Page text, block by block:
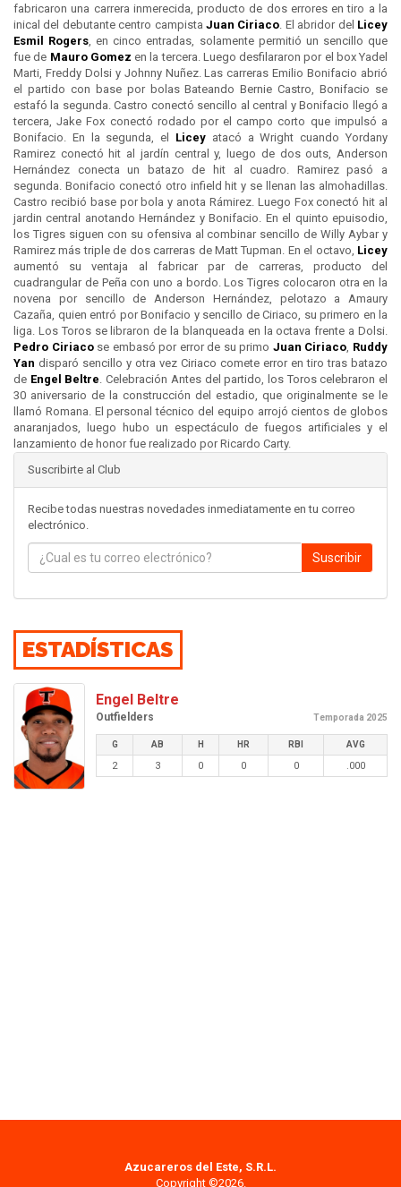
fabricaron una carrera inmerecida, producto de dos errores en tiro a la
inical del debutante centro campista Juan Ciriaco . El abridor del Licey
Esmil Rogers , en cinco entradas, solamente permitió un sencillo que
fue de Mauro Gomez en la tercera. Luego desfilararon por el box Yadel
Marti, Freddy Dolsi y Johnny Nuñez. Las carreras Emilio Bonifacio abrió
el partido con base por bolas Bateando Bernie Castro, Bonifacio se
estafó la segunda. Castro conectó sencillo al central y Bonifacio llegó a
tercera, Jake Fox conectó rodado por el campo corto que impulsó a
Bonifacio. En la segunda, el Licey atacó a Wright cuando Yordany
Ramirez conectó hit al jardín central y, luego de dos outs, Anderson
Hernández conecta un batazo de hit al cuadro. Ramirez pasó a
segunda. Bonifacio conectó otro infield hit y se llenan las almohadillas.
Castro recibió base por bola y anota Rámirez. Luego Fox conectó hit al
jardin central anotando Hernández y Bonifacio. En el quinto epuisodio,
los Tigres siguen con su ofensiva al combinar sencillo de Willy Aybar y
Ramirez más triple de dos carreras de Matt Tupman. En el octavo, Licey
aumentó su ventaja al fabricar par de carreras, producto del
cuadrangular de Peña con uno a bordo. Los Tigres colocaron otra en la
novena por sencillo de Anderson Hernández, pelotazo a Amaury
Cazaña, quien entró por Bonifacio y sencillo de Ciriaco, su primero en la
liga. Los Toros se libraron de la blanqueada en la octava frente a Dolsi.
Pedro Ciriacose embasó por error de su primo Juan Ciriaco Ruddy
Yan disparó sencillo y otra vez Ciriaco comete error en tiro tras batazo
de Engel Beltre . Celebración Antes del partido, los Toros celebraron el
30 aniversario de la construcción del estadio, que originalmente se le
llamó Romana. El personal técnico del equipo arrojó cientos de globos
anaranjados, luego hubo un espectáculo de fuegos artificiales y el
lanzamiento de honor fue realizado por Ricardo Carty.
Suscribirte al Club
Recibe todas nuestras novedades inmediatamente en tu correo
electrónico.
Suscribir
ESTADÍSTICAS
Engel Beltre
Outfielders Temporada 2025
G AB H HR RBI AVG
2 3 0 0 0 .000
Azucareros del Este, S.R.L.
Copyright ©2026.